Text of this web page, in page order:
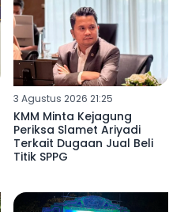
3 Agustus 2026 21:25
KMM Minta Kejagung
Periksa Slamet Ariyadi
Terkait Dugaan Jual Beli
Titik SPPG